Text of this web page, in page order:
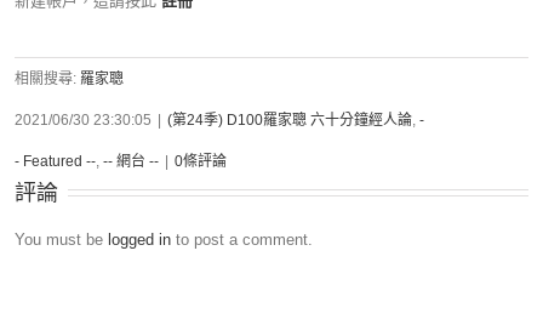
相關搜尋: 羅家聰
2021/06/30 23:30:05 (第24季) D100羅家聰 六十分鐘經人論, -
- Featured --, -- 網台 -- 0條評論
評論
You must be logged in to post a comment.